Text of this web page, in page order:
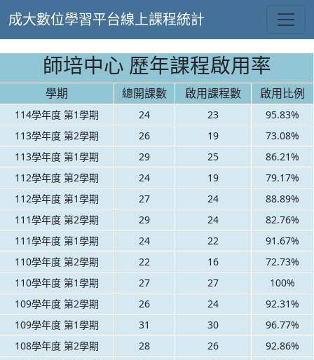
成大數位學習平台線上課程統計
師培中心 歷年課程啟用率
學期 總開課數 啟用課程數 啟用比例
114學年度 第1學期 24 23
95.83%
113學年度 第2學期
26 19
73.08%
113學年度 第1學期
29 25
86.21%
112學年度 第2學期
24 19
79.17%
112學年度 第1學期
27 24
88.89%
111學年度 第2學期
29 24
82.76%
111學年度 第1學期
24 22
91.67%
110學年度 第2學期
22 16
72.73%
110學年度 第1學期
27 27
100%
109學年度 第2學期
26 24
92.31%
109學年度 第1學期
31 30
96.77%
108學年度 第2學期
28 26
92.86%